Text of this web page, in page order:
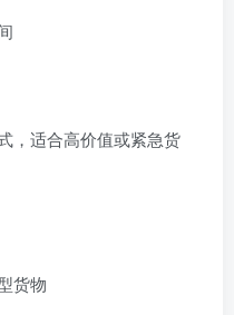
，适合高价值或紧急货
货物